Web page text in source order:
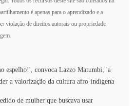
é apenas para o aprendizado e a
violação de direitos autorais ou propriedade
espelho!', convoca Lazzo Matumbi, 'a
a valorização da cultura afro-indígena
de mulher que buscava usar